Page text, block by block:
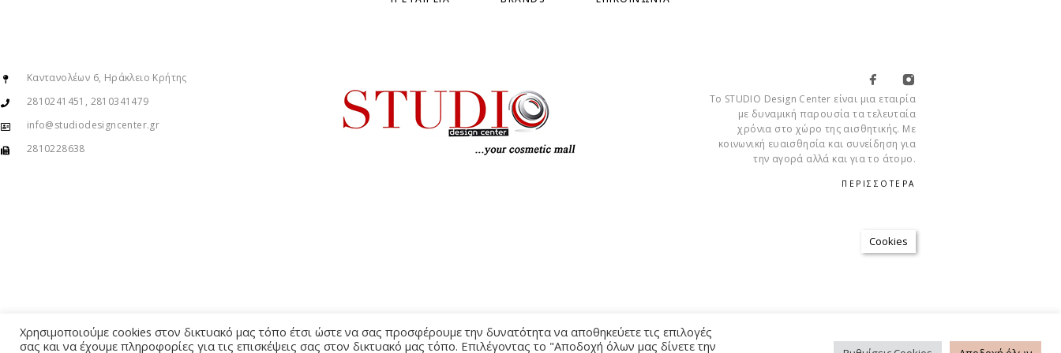
Καντανολέων 6, Ηράκλειο Κρήτης
2810241451, 2810341479
info@studiodesigncenter.gr
2810228638
Το STUDIO Design Center είναι μια εταιρία
με δυναμική παρουσία τα τελευταία
χρόνια στο χώρο της αισθητικής. Με
κοινωνική ευαισθησία και συνείδηση για
την αγορά αλλά και για το άτομο.
ΠΕΡΙΣΣΟΤΕΡΑ
Cookies
ΌΡΟΙ ΧΡΉΣΗΣ
Χρησιμοποιούμε cookies στον δικτυακό μας τόπο έτσι ώστε να σας προσφέρουμε την δυνατότητα να αποθηκεύετε τις επιλογές
σας και να έχουμε πληροφορίες για τις επισκέψεις σας στον δικτυακό μας τόπο. Επιλέγοντας το "Αποδοχή όλων μας δίνετε την